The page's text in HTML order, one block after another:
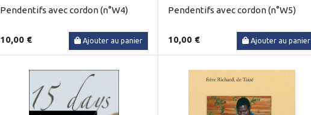
Pendentifs avec cordon (n°W4)
10,00 € Ajouter au panier
Pendentifs avec cordon (n°W5)
10,00 € Ajouter au panier